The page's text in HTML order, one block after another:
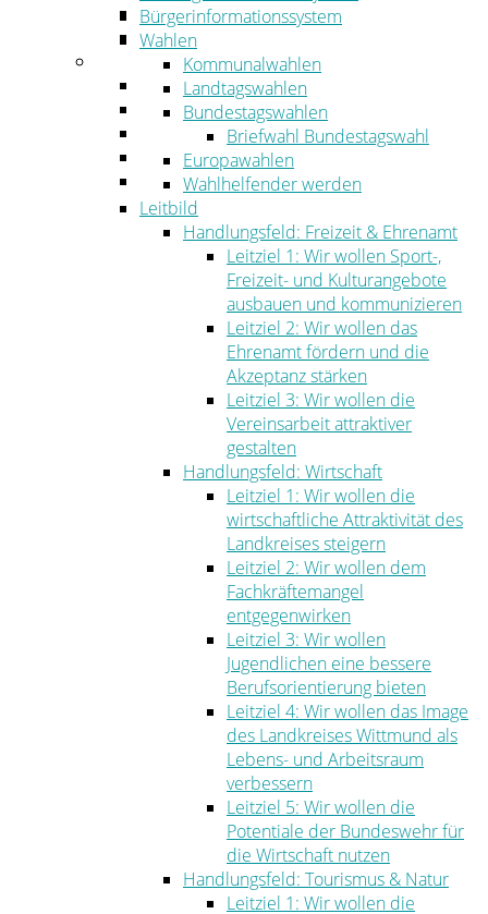
Gesundheit
Jugend, Familie und Senioren
Bauen und Planen
Abfall
Umwelt
Ordnung
Bürgerinformationssystem
Wahlen
Kommunalwahlen
Landtagswahlen
Bundestagswahlen
Briefwahl Bundestagswahl
Europawahlen
Wahlhelfender werden
Leitbild
Handlungsfeld: Freizeit & Ehrenamt
Leitziel 1: Wir wollen Sport-,
Freizeit- und Kulturangebote
ausbauen und kommunizieren
Leitziel 2: Wir wollen das
Ehrenamt fördern und die
Akzeptanz stärken
Leitziel 3: Wir wollen die
Vereinsarbeit attraktiver
gestalten
Handlungsfeld: Wirtschaft
Leitziel 1: Wir wollen die
wirtschaftliche Attraktivität des
Landkreises steigern
Leitziel 2: Wir wollen dem
Fachkräftemangel
entgegenwirken
Leitziel 3: Wir wollen
Jugendlichen eine bessere
Berufsorientierung bieten
Leitziel 4: Wir wollen das Image
des Landkreises Wittmund als
Lebens- und Arbeitsraum
verbessern
Leitziel 5: Wir wollen die
Potentiale der Bundeswehr für
die Wirtschaft nutzen
Handlungsfeld: Tourismus & Natur
Leitziel 1: Wir wollen die